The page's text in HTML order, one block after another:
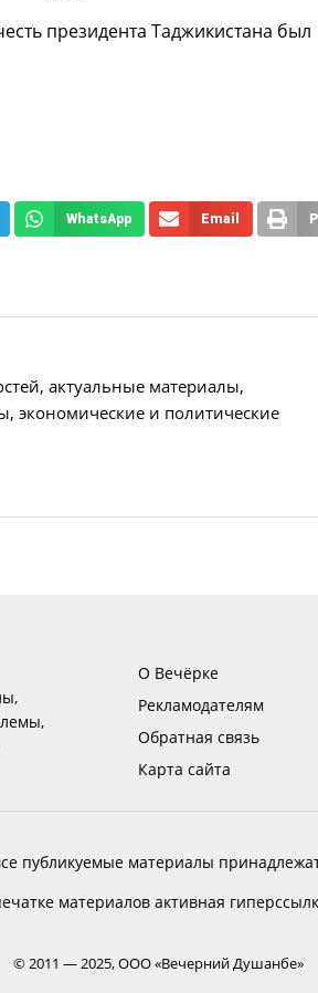
президента Таджикистана был
WhatsApp Email
актуальные материалы,
и политические
О Вечёрке
Рекламодателям
Обратная связь
Карта сайта
публикуемые материалы
материалов активная
© 2011 — 2025, ООО «Вечерний Душанбе»